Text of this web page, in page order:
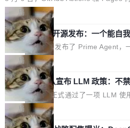
驱动你去学 CuTe，但还没被那些"邪恶
er++ 优化所淹没，足够容易修改和适配
键的是 FA2 的持久性...
也为产业链企业探索产品创新与商业增
的空间。 8月14日，开源鸿蒙智能硬件
（OHDD：OpenHarmony Hardware
r Day）将在杭州启航。活动面向智能硬
链企业和开发者，邀请行业专家与资深
问，围绕开源鸿蒙技术能力、设备适配
配、功耗与稳定性调优、兼容性测评及
等内容展开系统讲解和实战交流，帮助
步了解开源鸿蒙在智能...
模服务降级，Actions 完全不可用超过 5
webhook 停发，连自托管 runner 也因
障无法工作。Pages、Copilot code
opilot coding agent 全部受影响。从检
恢复，大约 12 小时。 这是 2026 年 8
起事故，其中四起与 AI/Copilot 服务相
Hub 员工 kdaigle 在 HN 讨论中贴出了
据：2025 年全年 10 亿次 commit。现
2.75 亿次，全年预计 140 亿次。
局
Prime Agent 开源发布：一个能自
进的编程 Agent，ARC-AGI 3 超越
专家基线
Prime Intellect 发布了 Prime Agent，
的编程 Agent Harness，核心设计围绕
象：Recursive Language Model（
ontinual Harness。在 ARC-AGI 3 基准
上，Prime Agent + Opus 5 的组合达到
5% RHAE Best@1，超过了 ARC 报告
家基线 95.4%。 不是又一个 coding
局
Rust 项目团队宣布 LLM 政策：不禁
止，但你要承认哪些代码不是你写的
Rust 语言项目正式通过了一项 LLM 使
覆盖 rust-lang/rust 单一仓库的代码贡
是项目级别的官方立场，目前由五个团
局